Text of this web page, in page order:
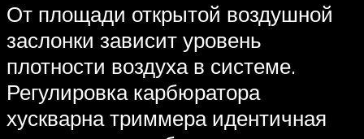
От площади открытой воздушной
заслонки зависит уровень
плотности воздуха в системе.
Регулировка карбюратора
хускварна триммера идентичная